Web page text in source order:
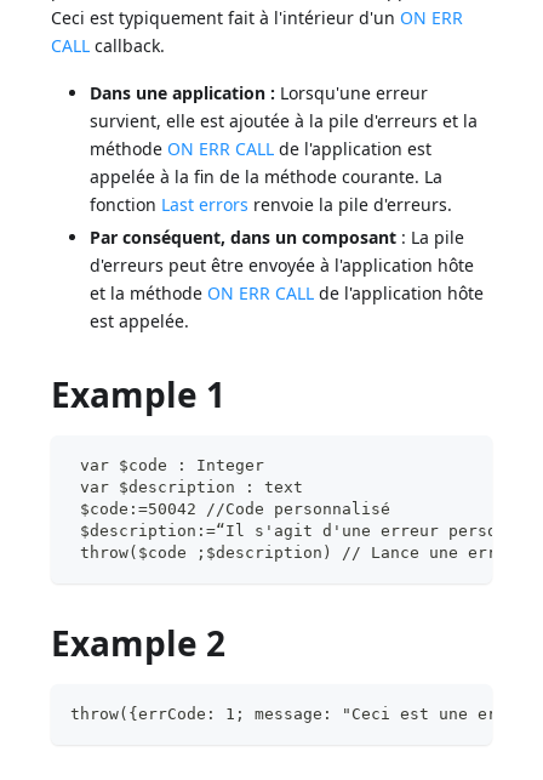
Ceci est typiquement fait à l'intérieur d'un ON ERR
CALL callback.
Dans une application : Lorsqu'une erreur
survient, elle est ajoutée à la pile d'erreurs et la
méthode ON ERR CALL de l'application est
appelée à la fin de la méthode courante. La
fonction Last errors renvoie la pile d'erreurs.
Par conséquent, dans un composant : La pile
d'erreurs peut être envoyée à l'application hôte
et la méthode ON ERR CALL de l'application hôte
est appelée.
Example 1
var $code : Integer
var $description : text
$code:=50042 //Code personnalisé
$description:=“Il s'agit d'une erreur
throw($code ;$description) // Lance une
Example 2
throw({errCode: 1; message: "Ceci est une